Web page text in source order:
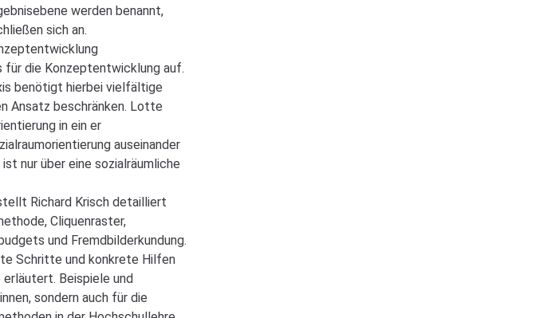
werden benannt,
sich an.
für die Konzeptentwicklung auf.
benötigt hierbei vielfältige
Ansatz beschränken. Lotte
in ein er
auseinander
nur über eine sozialräumliche
Richard Krisch detailliert
Cliquenraster,
und Fremdbilderkundung.
Schritte und konkrete Hilfen
erläutert. Beispiele und
sondern auch für die